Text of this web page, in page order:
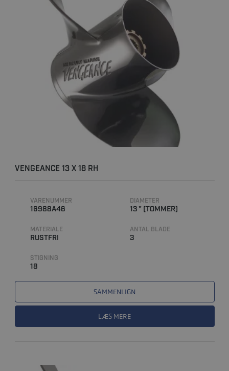
VENGEANCE 13 X 18 RH
VARENUMMER
16988A46
DIAMETER
13 " (TOMMER)
MATERIALE
RUSTFRI
ANTAL BLADE
3
STIGNING
18
SAMMENLIGN
LÆS MERE